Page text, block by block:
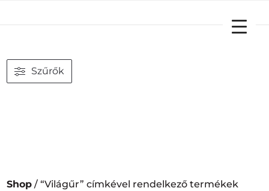
Shop / “Világűr” címkével rendelkező termékek
Szűrők
YOUR CART